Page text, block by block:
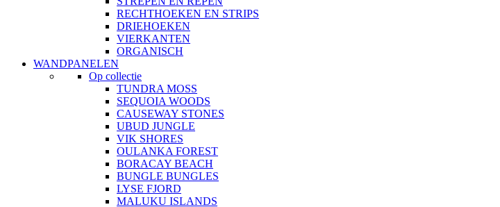
RECHTHOEKEN EN STRIPS
DRIEHOEKEN
VIERKANTEN
ORGANISCH
WANDPANELEN
Op collectie
TUNDRA MOSS
SEQUOIA WOODS
CAUSEWAY STONES
UBUD JUNGLE
VIK SHORES
OULANKA FOREST
BORACAY BEACH
BUNGLE BUNGLES
LYSE FJORD
MALUKU ISLANDS